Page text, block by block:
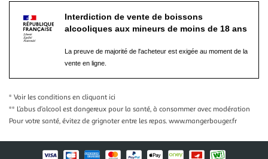
Interdiction de vente de boissons
alcooliques aux mineurs de moins de 18 ans
La preuve de majorité de l'acheteur est exigée au moment de la
vente en ligne.
* Voir les conditions en cliquant ici
** L’abus d’alcool est dangereux pour la santé, à consommer avec modération
Pour votre santé, évitez de grignoter entre les repas. www.mangerbouger.fr